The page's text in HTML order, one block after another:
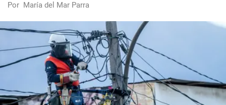
Por María del Mar Parra